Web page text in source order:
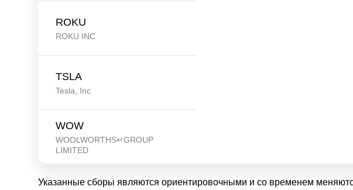
ROKU
ROKU INC
TSLA
Tesla, Inc
WOW
WOOLWORTHS↵GROUP
LIMITED
Указанные сборы являются ориентировочными и со временем